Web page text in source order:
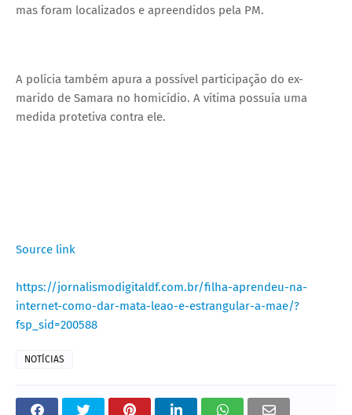
mas foram localizados e apreendidos pela PM.
A polícia também apura a possível participação do ex-
marido de Samara no homicídio. A vítima possuía uma
medida protetiva contra ele.
Source link
https://jornalismodigitaldf.com.br/filha-aprendeu-na-
internet-como-dar-mata-leao-e-estrangular-a-mae/?
fsp_sid=200588
NOTÍCIAS